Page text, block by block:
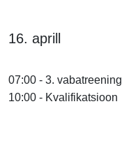
16. aprill
07:00 - 3. vabatreening
10:00 - Kvalifikatsioon